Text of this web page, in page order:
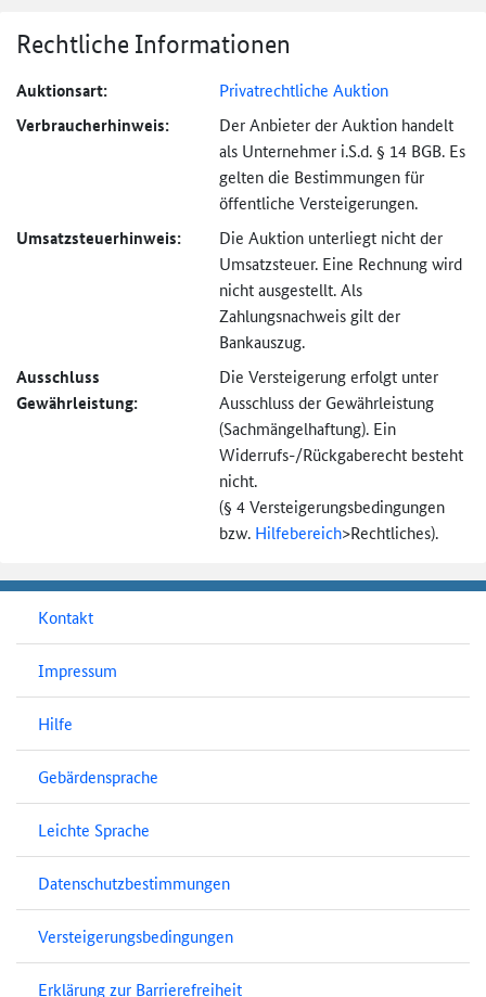
Rechtliche Informationen
Auktionsart: Privatrechtliche Auktion
Verbraucher­hinweis:
Der Anbieter der Auktion handelt
als Unternehmer i.S.d. § 14 BGB. Es
gelten die Bestimmungen für
öffentliche Versteigerungen.
Umsatzsteuer­hinweis:
Die Auktion unterliegt nicht der
Umsatzsteuer. Eine Rechnung wird
nicht ausgestellt. Als
Zahlungsnachweis gilt der
Bankauszug.
Ausschluss
Gewährleistung:
Die Versteigerung erfolgt unter
Ausschluss der Gewährleistung
(Sachmängel­haftung). Ein
Widerrufs-/Rückgaberecht besteht
nicht.
(§ 4 Versteigerungs­bedingungen
bzw. Hilfebereich>Rechtliches).
Kontakt
Impressum
Hilfe
Gebärdensprache
Leichte Sprache
Datenschutzbestimmungen
Versteigerungsbedingungen
Erklärung zur Barrierefreiheit